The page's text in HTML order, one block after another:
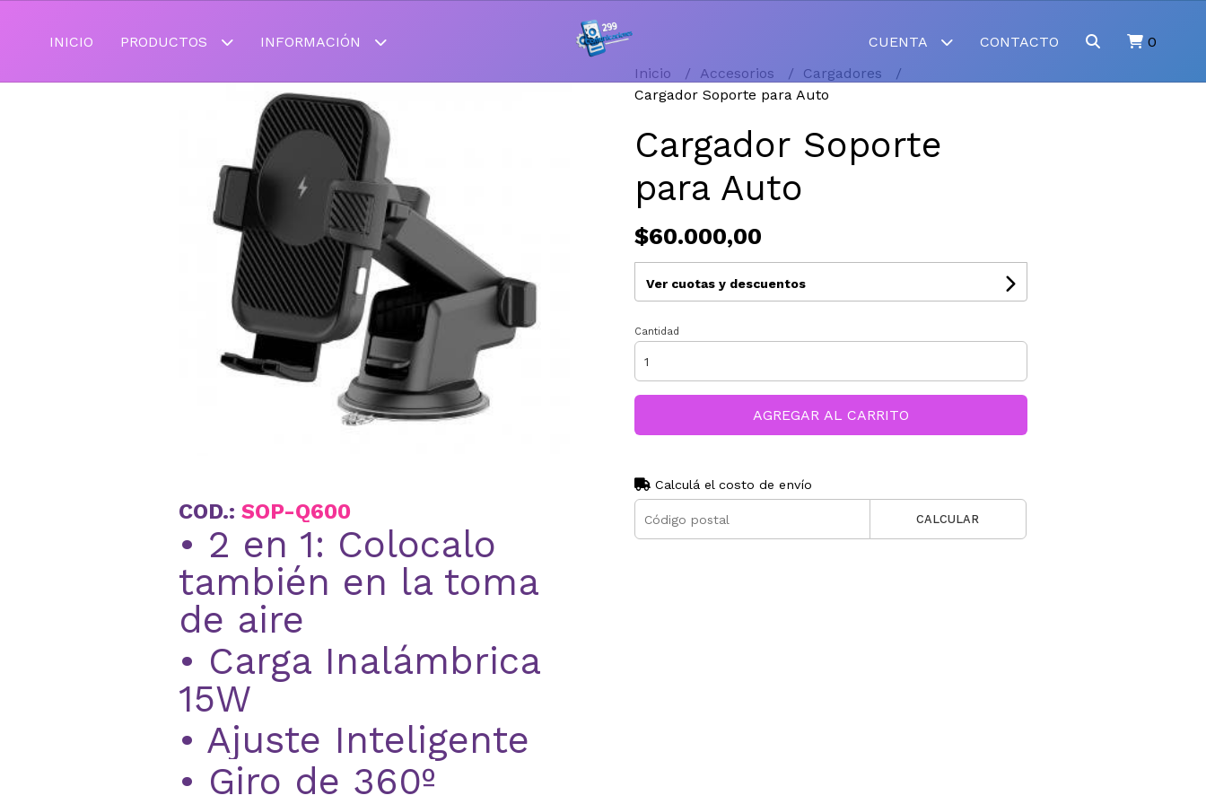
INICIO PRODUCTOS INFORMACIÓN CUENTA CONTACTO 0
COD.: SOP-Q600
• 2 en 1: Colocalo
también en la toma
de aire
• Carga Inalámbrica
15W
• Ajuste Inteligente
• Giro de 360º
Inicio Accesorios
Cargadores
Cargador Soporte para Auto
Cargador Soporte
para Auto
$60.000,00
Ver cuotas y descuentos
Cantidad
AGREGAR AL CARRITO
Calculá el costo de envío
CALCULAR